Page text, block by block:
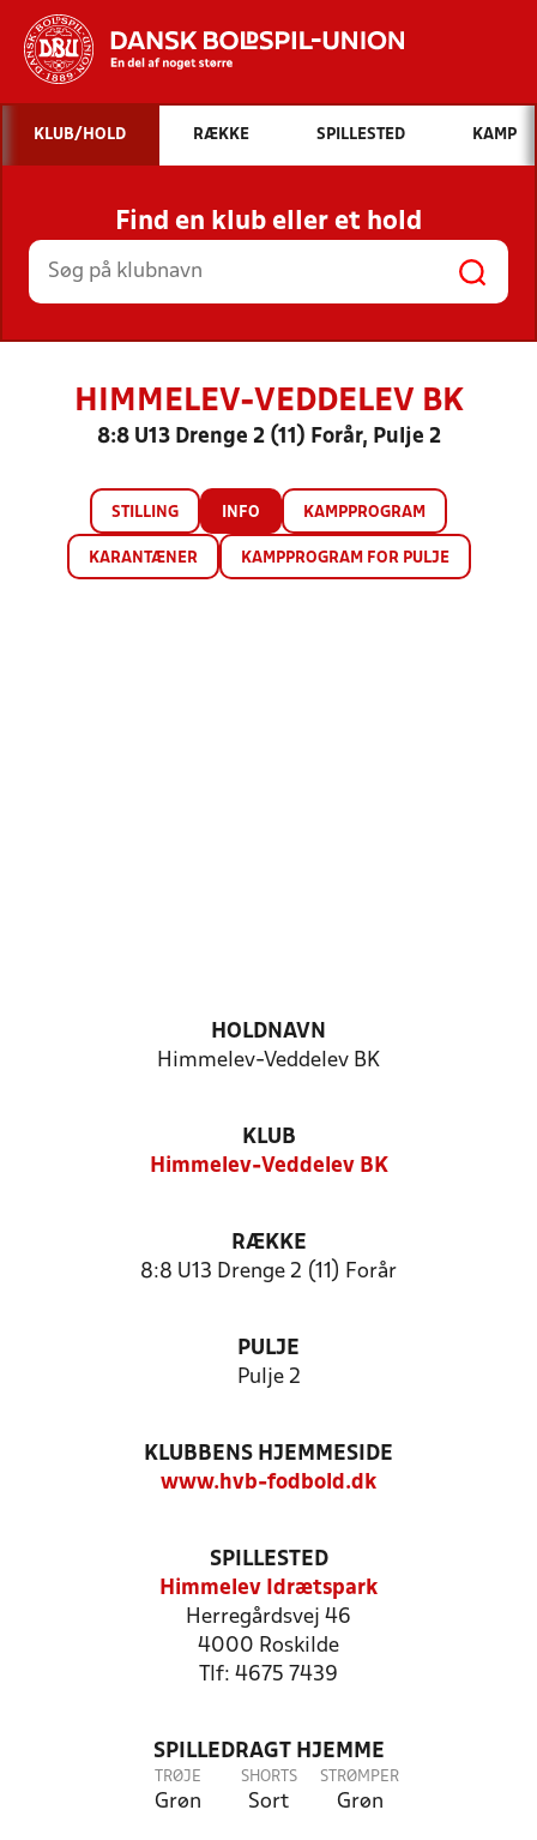
Hvad vil du søge efter?
INDHOLD OG NYHEDER
STILLINGER, RESULTATER, KLUBBER OG
HOLD
KLUB/HOLD RÆKKE SPILLESTED KAMP
Find en klub eller et hold
HIMMELEV-VEDDELEV BK
8:8 U13 Drenge 2 (11) Forår, Pulje 2
STILLING INFO KAMPPROGRAM
KARANTÆNER KAMPPROGRAM FOR PULJE
HOLDNAVN
Himmelev-Veddelev BK
KLUB
Himmelev-Veddelev BK
RÆKKE
8:8 U13 Drenge 2 (11) Forår
PULJE
Pulje 2
KLUBBENS HJEMMESIDE
www.hvb-fodbold.dk
SPILLESTED
Himmelev Idrætspark
Herregårdsvej 46
4000 Roskilde
Tlf: 4675 7439
SPILLEDRAGT HJEMME
TRØJE
Grøn
SHORTS
Sort
STRØMPER
Grøn